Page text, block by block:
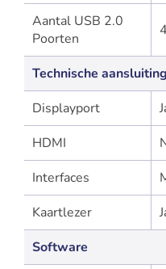
Aantal USB 2.0
Poorten
4
Technische
Displayport
HDMI
Interfaces
Kaartlezer
Software